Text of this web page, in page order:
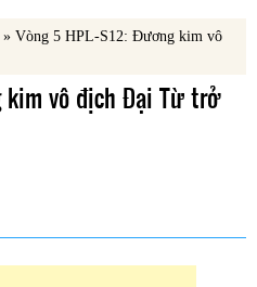
» Vòng 5 HPL-S12: Đương kim vô